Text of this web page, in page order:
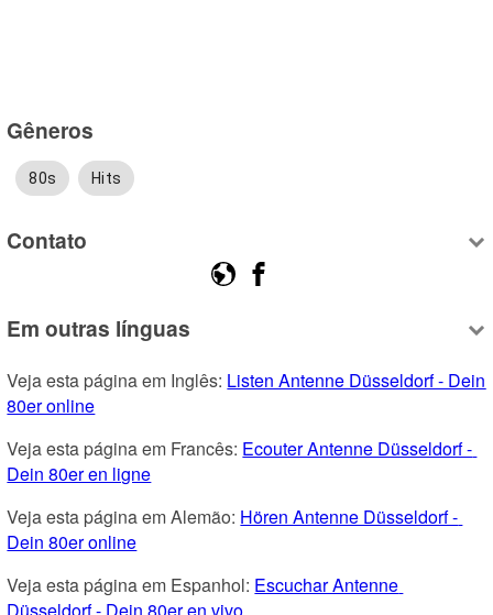
Gêneros
80s Hits
Contato
Em outras línguas
Veja esta página em Inglês: Listen Antenne Düsseldorf - Dein
80er online
Veja esta página em Francês: Ecouter Antenne Düsseldorf -
Dein 80er en ligne
Veja esta página em Alemão: Hören Antenne Düsseldorf -
Dein 80er online
Veja esta página em Espanhol: Escuchar Antenne
Düsseldorf - Dein 80er en vivo